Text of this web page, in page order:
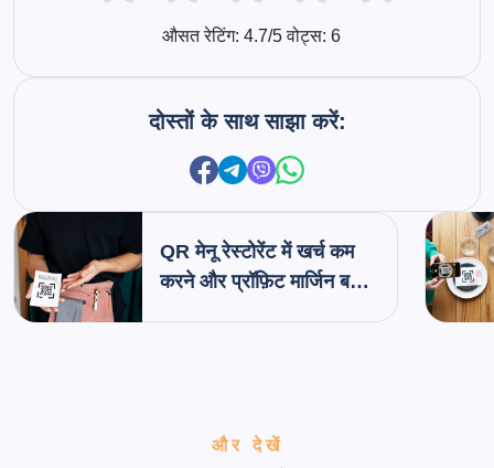
औसत रेटिंग: 4.7/5 वोट्स: 6
दोस्तों के साथ साझा करें:
QR मेनू रेस्टोरेंट में खर्च कम
करने और प्रॉफ़िट मार्जिन बढ़ाने
और देखें